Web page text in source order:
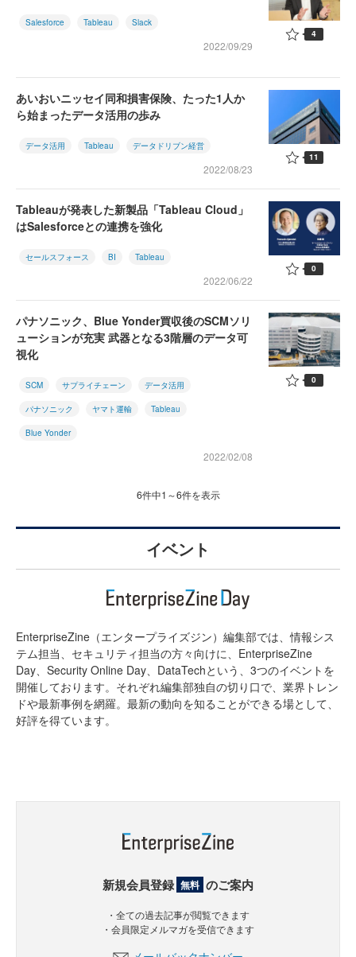
Salesforce Tableau Slack
2022/09/29
4
あいおいニッセイ同和損害保険、たった1人か
ら始まったデータ活用の歩み
データ活用 Tableau データドリブン経営
2022/08/23
11
Tableauが発表した新製品「Tableau Cloud」
はSalesforceとの連携を強化
セールスフォース BI Tableau
2022/06/22
0
パナソニック、Blue Yonder買収後のSCMソリ
ューションが充実 武器となる3階層のデータ可
視化
SCM サプライチェーン データ活用
パナソニック ヤマト運輸 Tableau
Blue Yonder
2022/02/08
0
6件中1～6件を表示
イベント
EnterpriseZine（エンタープライズジン）編集部では、情報シス
テム担当、セキュリティ担当の方々向けに、EnterpriseZine
Day、Security Online Day、DataTechという、3つのイベントを
開催しております。それぞれ編集部独自の切り口で、業界トレン
ドや最新事例を網羅。最新の動向を知ることができる場として、
好評を得ています。
新規会員登録 無料 のご案内
・全ての過去記事が閲覧できます
・会員限定メルマガを受信できます